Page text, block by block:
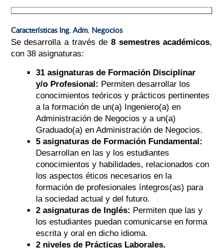
Características Ing. Adm. Negocios
Se desarrolla a través de 8 semestres académicos,
con 38 asignaturas:
31 asignaturas de Formación Disciplinar
y/o Profesional: Permiten desarrollar los
conocimientos teóricos y prácticos pertinentes
a la formación de un(a) Ingeniero(a) en
Administración de Negocios y a un(a)
Graduado(a) en Administración de Negocios.
5 asignaturas de Formación Fundamental:
Desarrollan en las y los estudiantes
conocimientos y habilidades, relacionados con
los aspectos éticos necesarios en la
formación de profesionales íntegros(as) para
la sociedad actual y del futuro.
2 asignaturas de Inglés: Permiten que las y
los estudiantes puedan comunicarse en forma
escrita y oral en dicho idioma.
2 niveles de Prácticas Laborales.